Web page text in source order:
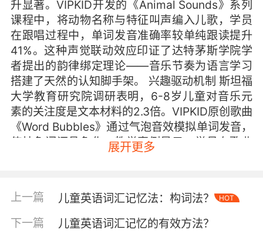
升显著。VIPKID开发的《Animal Sounds》系列
课程中，将动物名称与特征叫声编入儿歌，学员
在跟唱过程中，单词发音准确率较单纯跟读提升
41%。这种声觉联动效应印证了达特茅斯学院学
者提出的韵律绑定理论——音乐节奏为语言学习
搭建了天然的认知脚手架。 兴趣驱动机制 斯坦福
大学教育研究院调研表明，6-8岁儿童对音乐元
素的关注度是文本材料的2.3倍。VIPKID原创歌曲
《Word Bubbles》通过气泡音效模拟单词发音，
使抽象词汇具象化。教学案例显示，学员在歌曲
情境中主动输出词汇的频率，是传统闪卡教学的
泌机制，正如《音乐神经学刊》所述，节奏游戏
能持续激发前额叶皮层的活跃度，维持20分钟以
上的高效学习状态。 记忆强化路径 麻省理工学院
媒体实验室的追踪实验揭示，歌曲中的重复段落
展开更多
上一篇 儿童英语词汇记忆法：构词法？ HOT
下一篇 儿童英语词汇记忆的有效方法？